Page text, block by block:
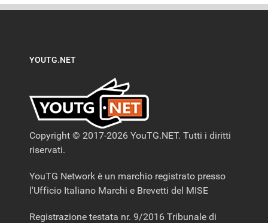
YOUTG.NET
Copyright © 2017-2026 YouTG.NET. Tutti i diritti
riservati.
YouTG Network è un marchio registrato presso
l'Ufficio Italiano Marchi e Brevetti del MISE
Registrazione testata nr. 9/2016 Tribunale di